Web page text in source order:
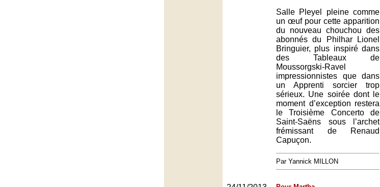
Salle Pleyel pleine comme
un œuf pour cette apparition
du nouveau chouchou des
abonnés du Philhar Lionel
Bringuier, plus inspiré dans
des Tableaux de
Moussorgski-Ravel
impressionnistes que dans
un Apprenti sorcier trop
sérieux. Une soirée dont le
moment d’exception restera
le Troisième Concerto de
Saint-Saëns sous l’archet
frémissant de Renaud
Capuçon.
Par Yannick MILLON